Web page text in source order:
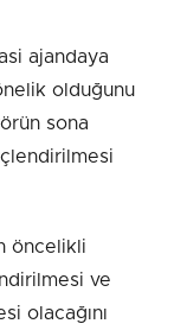
ajandaya
olduğunu
sona
öncelikli
ve
olacağını